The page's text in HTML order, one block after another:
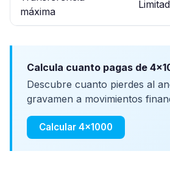
máxima
Calcula cuanto pagas de
Descubre cuanto pierdes al
gravamen a movimientos
Calcular 4x1000